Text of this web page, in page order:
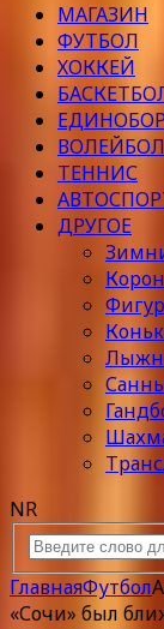
МАГАЗИН
ФУТБОЛ
ХОККЕЙ
ВОЛЕЙБОЛ
ТЕННИС
ДРУГОЕ
NR
ГлавнаяФутбол
«Сочи» был